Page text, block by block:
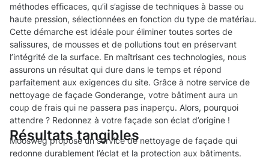
méthodes efficaces, qu’il s’agisse de techniques à basse ou
haute pression, sélectionnées en fonction du type de matériau.
Cette démarche est idéale pour éliminer toutes sortes de
salissures, de mousses et de pollutions tout en préservant
l’intégrité de la surface. En maîtrisant ces technologies, nous
assurons un résultat qui dure dans le temps et répond
parfaitement aux exigences du site. Grâce à notre service de
nettoyage de façade Gonderange, votre bâtiment aura un
coup de frais qui ne passera pas inaperçu. Alors, pourquoi
attendre ? Redonnez à votre façade son éclat d’origine !
Résultats tangibles
Moosweg propose un service de nettoyage de façade qui
redonne durablement l’éclat et la protection aux bâtiments.